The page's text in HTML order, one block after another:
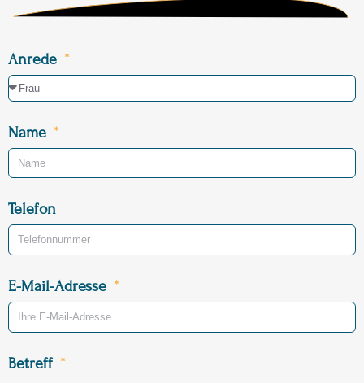
Anrede
Name
Telefon
E-Mail-Adresse
Betreff